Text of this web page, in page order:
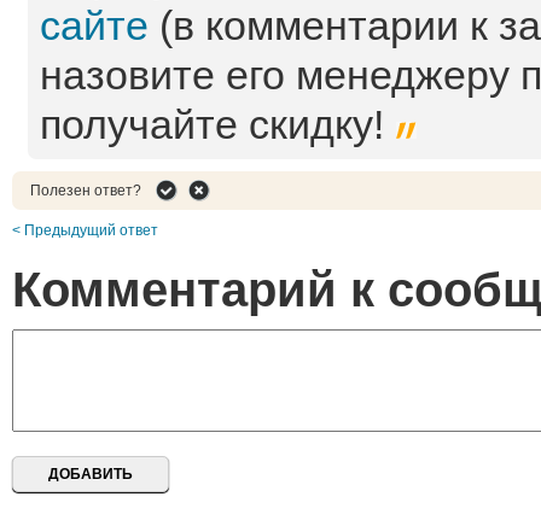
сайте (в комментарии к
назовите его менеджеру
получайте скидку!
Полезен ответ?
< Предыдущий ответ
Комментарий к